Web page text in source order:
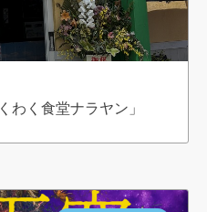
わく食堂ナラヤン」